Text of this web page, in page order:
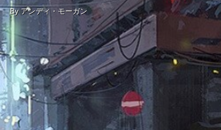
By アンディ・モーガン